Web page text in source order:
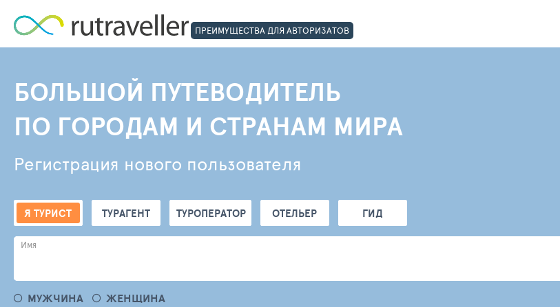
ПРЕИМУЩЕСТВА ДЛЯ АВТОРИЗАТОВ
БОЛЬШОЙ ПУТЕВОДИТЕЛЬ
ПО ГОРОДАМ И СТРАНАМ МИРА
Регистрация нового пользователя
Я ТУРИСТ ТУРАГЕНТ ТУРОПЕРАТОР ОТЕЛЬЕР ГИД
Имя
МУЖЧИНА ЖЕНЩИНА